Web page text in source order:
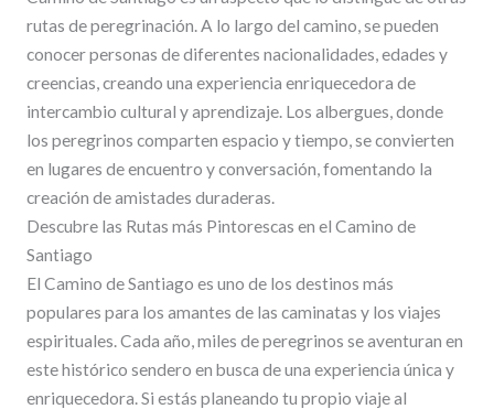
rutas de peregrinación. A lo largo del camino, se pueden
conocer personas de diferentes nacionalidades, edades y
creencias, creando una experiencia enriquecedora de
intercambio cultural y aprendizaje. Los albergues, donde
los peregrinos comparten espacio y tiempo, se convierten
en lugares de encuentro y conversación, fomentando la
creación de amistades duraderas.
Descubre las Rutas más Pintorescas en el Camino de
Santiago
El Camino de Santiago es uno de los destinos más
populares para los amantes de las caminatas y los viajes
espirituales. Cada año, miles de peregrinos se aventuran en
este histórico sendero en busca de una experiencia única y
enriquecedora. Si estás planeando tu propio viaje al